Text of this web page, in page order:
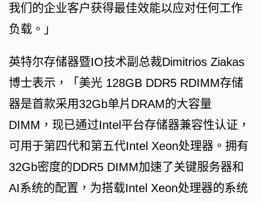
我们的企业客户获得最佳效能以应对任何工作
负载。」
英特尔存储器暨IO技术副总裁Dimitrios Ziakas
博士表示，「美光 128GB DDR5 RDIMM存储
器是首款采用32Gb单片DRAM的大容量
DIMM，现已通过Intel平台存储器兼容性认证，
可用于第四代和第五代Intel Xeon处理器。拥有
32Gb密度的DDR5 DIMM加速了关键服务器和
AI系统的配置，为搭载Intel Xeon处理器的系统